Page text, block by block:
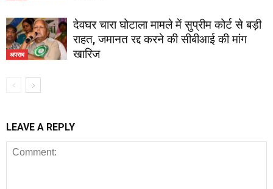
अपराध
देवघर चारा घोटाला मामले में सुप्रीम कोर्ट से बड़ी
राहत, जमानत रद्द करने की सीबीआई की मांग
खारिज
LEAVE A REPLY